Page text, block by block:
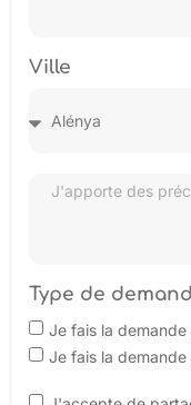
Ville
Type de
Je fais la
Je fais la